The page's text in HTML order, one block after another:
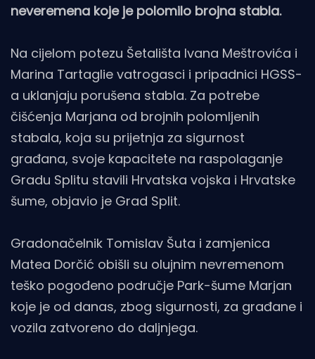
neveremena koje je polomilo brojna stabla.
Na cijelom potezu Šetališta Ivana Meštrovića i
Marina Tartaglie vatrogasci i pripadnici HGSS-
a uklanjaju porušena stabla. Za potrebe
čišćenja Marjana od brojnih polomljenih
stabala, koja su prijetnja za sigurnost
građana, svoje kapacitete na raspolaganje
Gradu Splitu stavili Hrvatska vojska i Hrvatske
šume, objavio je Grad Split.
Gradonačelnik Tomislav Šuta i zamjenica
Matea Dorčić obišli su olujnim nevremenom
teško pogođeno područje Park-šume Marjan
koje je od danas, zbog sigurnosti, za građane i
vozila zatvoreno do daljnjega.